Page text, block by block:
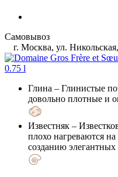
Самовывоз
г. Москва, ул.
Глина – Глинистые
довольно плотные и
Известняк –
плохо нагреваются
созданию